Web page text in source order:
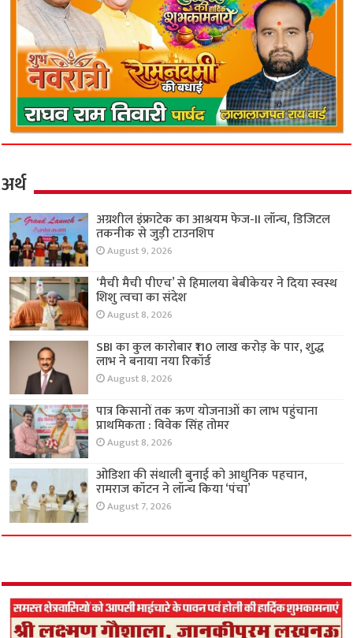
अर्थ
अग्रशील इंफ्राटेक का आश्रयम फेज-II लॉन्च, डिजिटल
तकनीक से जुड़ी टाउनशिप
August 9, 2026
‘मैची मैची पीएच’ से हिमालया बेबीकेयर ने दिया स्वस्थ
शिशु त्वचा का संदेश
August 8, 2026
SBI का कुल कारोबार ₹110 लाख करोड़ के पार, शुद्ध
लाभ ने बनाया नया रिकॉर्ड
August 8, 2026
पात्र किसानों तक ऋण योजनाओं का लाभ पहुंचाना
प्राथमिकता : विवेक सिंह तोमर
August 8, 2026
ओडिशा की संथाली बुनाई को आधुनिक पहचान,
रामराज कॉटन ने लॉन्च किया ‘पंचा’
August 7, 2026